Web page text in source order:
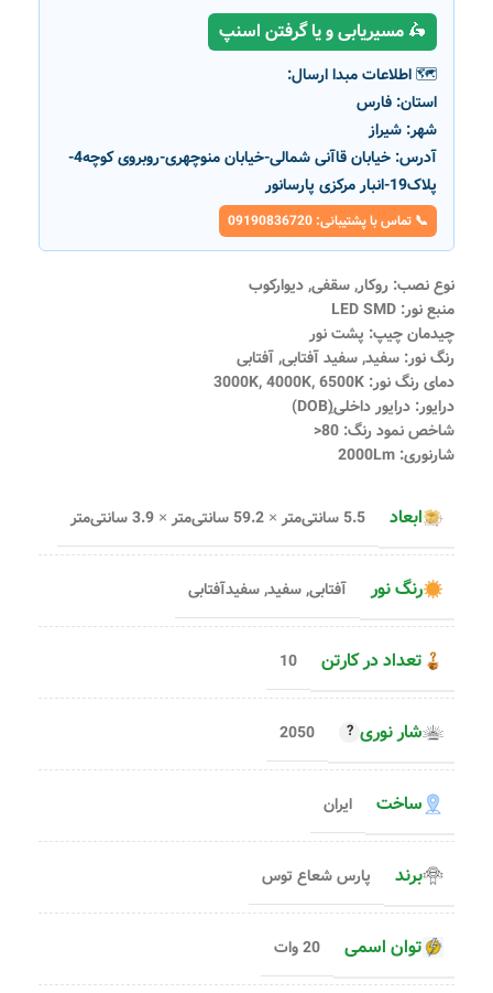
🛵 مسیریابی و یا گرفتن اسنپ
🗺️ اطلاعات مبدا ارسال:
استان: فارس
شهر: شیراز
آدرس:
خیابان قاآنی شمالی-خیابان منوچهری-روبروی کوچه4-
پلاک19-انبار مرکزی پارسانور
📞 تماس با پشتیبانی: 09190836720
نوع نصب: روکار, سقفی, دیوارکوب
منبع نور: LED SMD
چیدمان چیپ: پشت نور
رنگ نور: سفید, سفید آفتابی, آفتابی
دمای رنگ نور: 3000K, 4000K, 6500K
درایور: درایور داخلی(ِDOB)
شاخص نمود رنگ: 80<
شارنوری: 2000Lm
ابعاد 5.5 سانتی‌متر × 59.2 سانتی‌متر × 3.9 سانتی‌متر
رنگ نور آفتابی,سفید,سفیدآفتابی
تعداد در کارتن 10
شار نوری 2050
ساخت ایران
برند پارس شعاع توس
توان اسمی 20 وات